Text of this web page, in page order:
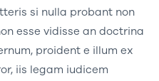
si nulla probant non
esse vidisse an doctrina
proident e illum ex
iis legam iudicem